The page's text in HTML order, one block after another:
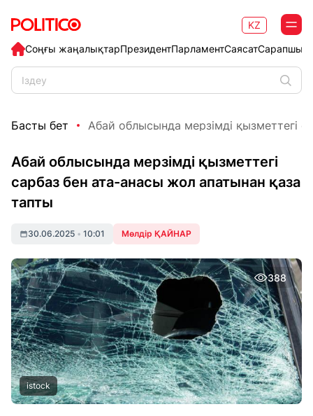
Соңғы жаңалықтарПрезидентПарламентСаясат
KZ
Басты бет Абай облысында мерзімді қызметтегі
Абай облысында мерзімді қызметтегі
сарбаз бен ата-анасы жол апатынан қаза
тапты
30.06.2025 • 10:01 Мөлдір ҚАЙНАР
388
istock